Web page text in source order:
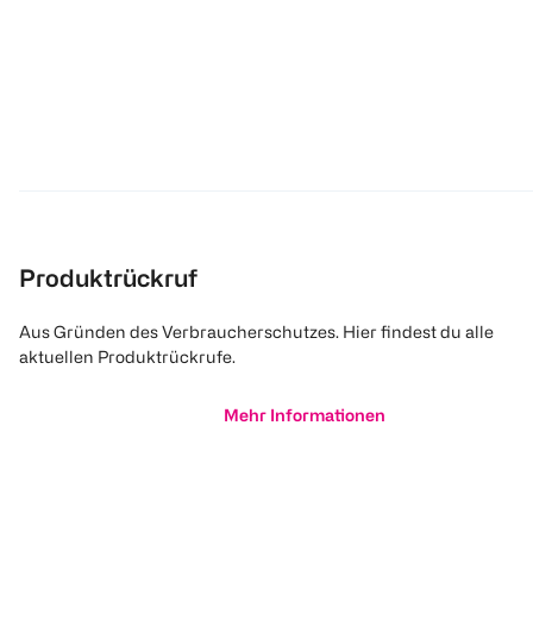
Produktrückruf
Aus Gründen des Verbraucherschutzes. Hier findest du alle
aktuellen Produktrückrufe.
Mehr Informationen